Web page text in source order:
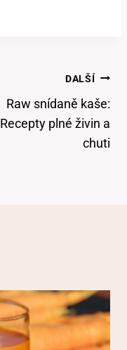
DALŠÍ
Raw snídaně kaše:
Recepty plné živin a
chuti